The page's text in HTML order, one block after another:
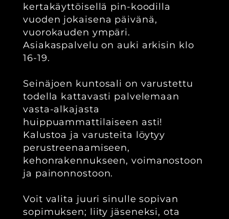
kertakäyttöisellä pin-koodilla
vuoden jokaisena päivänä,
vuorokauden ympäri.
Asiakaspalvelu on auki arkisin klo
16-19.
Seinäjoen kuntosali on varustettu
todella kattavasti palvelemaan
vasta-alkajasta
huippuammattilaiseen asti!
Kalustoa ja varusteita löytyy
perustreenaamiseen,
kehonrakennukseen, voimanostoon
ja painonnostoon.
Voit valita juuri sinulle sopivan
sopimuksen; liity jäseneksi, ota